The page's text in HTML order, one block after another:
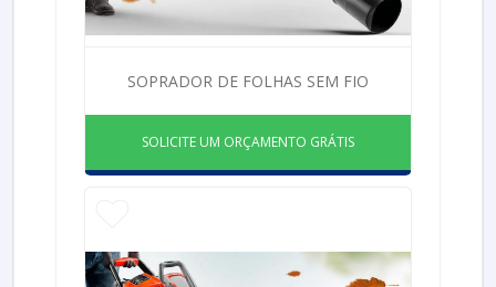
SOPRADOR DE FOLHAS SEM FIO
SOLICITE UM ORÇAMENTO GRÁTIS